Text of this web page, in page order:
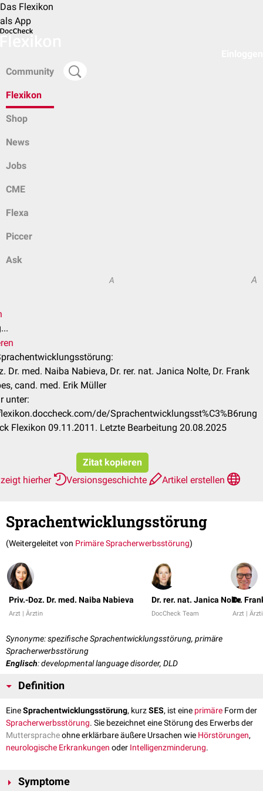
Das Flexikon
als App
Community
Flexikon
Shop
News
Jobs
CME
Flexa
Piccer
Ask
A A
Dr. med. Naiba Nabieva, Dr. rer. nat. Janica Nolte, Dr. Frank
cand. med. Erik Müller
unter:
de/Sprachentwicklungsst%C3%B6rung
Flexikon 09.11.2011. Letzte Bearbeitung 20.08.2025
Zitat kopieren
hierher
Versionsgeschichte Artikel erstellen
Sprachentwicklungsstörung
(Weitergeleitet von Primäre Spracherwerbsstörung)
Priv.-Doz. Dr. med. Naiba Nabieva
Arzt | Ärztin
Dr. rer. nat. Janica Nolte
DocCheck Team
Dr.
Arzt |
Synonyme: spezifische Sprachentwicklungsstörung, primäre
Spracherwerbsstörung
Englisch: developmental language disorder, DLD
Definition
EineSprachentwicklungsstörung, kurzSES, ist eine primäre Form der
Spracherwerbsstörung. Sie bezeichnet eine Störung des Erwerbs der
Mutterspracheohne erklärbare äußere Ursachen wie Hörstörungen,
neurologische Erkrankungen oder Intelligenzminderung.
Symptome